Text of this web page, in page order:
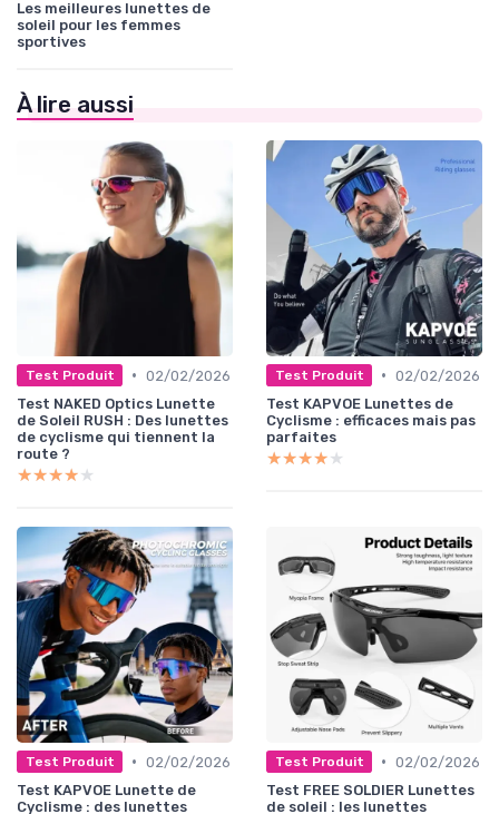
Les meilleures lunettes de
soleil pour les femmes
sportives
À lire aussi
Test Produit • 02/02/2026
Test NAKED Optics Lunette
de Soleil RUSH : Des lunettes
de cyclisme qui tiennent la
route ?
★★★★★
★★★★★
Test Produit • 02/02/2026
Test KAPVOE Lunettes de
Cyclisme : efficaces mais pas
parfaites
★★★★★
★★★★★
Test Produit • 02/02/2026
Test KAPVOE Lunette de
Cyclisme : des lunettes
Test Produit • 02/02/2026
Test FREE SOLDIER Lunettes
de soleil : les lunettes